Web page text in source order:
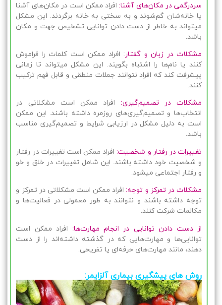
سردرگمی در مکان‌های آشنا:افراد ممکن است در مکان‌های آشنا
یا خانه‌شان گم‌شوند و به سختی به خانه برگردند. این مشکل
میتواند به خاطر از دست دادن توانایی تشخیص جهت و مکان
باشد.
مشکلات در زبان و گفتار:افراد ممکن است کلمات را فراموش
کنند یا نام‌ها را اشتباه بگویند. این مشکل میتواند تا زمانی
پیشرفت کند که افراد نتوانند جملات منطقی و قابل فهم ترکیب
کنند.
مشکلات در تصمیم‌گیری:افراد ممکن است مشکلاتی در
انتخاب‌ها و تصمیم‌گیری‌های روزمره داشته باشند. این ممکن
است به دلیل مشکل در ارزیابی شرایط و تصمیم‌گیری مناسب
باشد.
تغییرات در رفتار و شخصیت:افراد ممکن است تغییرات در رفتار
و شخصیت خود داشته باشند. این شامل تغییرات در خلق و خو
و رفتار اجتماعی میشود.
مشکلات در تمرکز و توجه:افراد ممکن است مشکلاتی در تمرکز و
توجه داشته باشند و نتوانند به طور معمولی در فعالیت‌ها و
مکالمات شرکت کنند.
از دست دادن توانایی در انجام مهارت‌ها:افراد ممکن است
توانایی‌ها و مهارت‌هایی که در گذشته داشته‌اند را از دست
دهند، مانند مهارت‌های حرفه‌ای یا تفریحی.
روش های پیشگیری بیماری آلزایمر: